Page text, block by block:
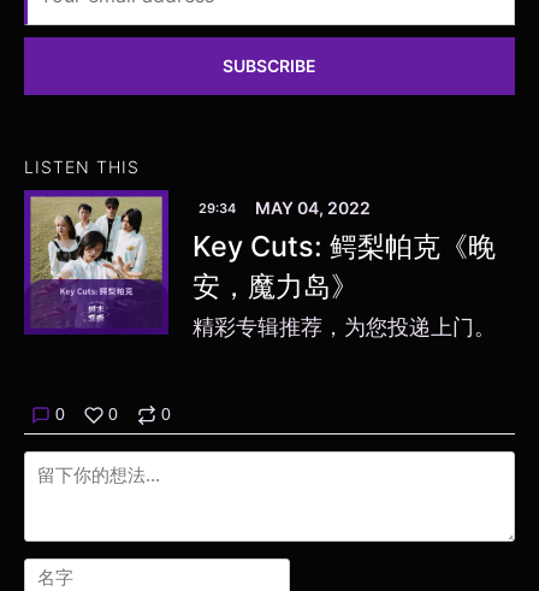
SUBSCRIBE
LISTEN THIS
29:34 MAY 04, 2022
Key Cuts: 鳄梨帕克《晚
安，魔力岛》
精彩专辑推荐，为您投递上门。